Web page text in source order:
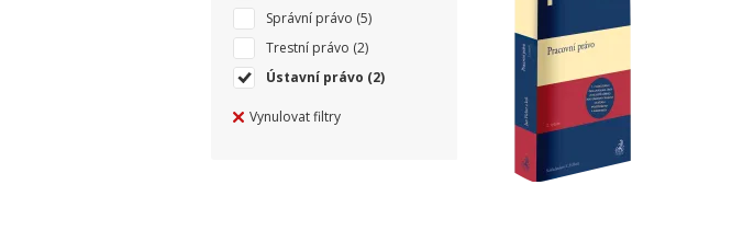
Správní právo (5)
Trestní právo (2)
Ústavní právo (2)
Vynulovat filtry